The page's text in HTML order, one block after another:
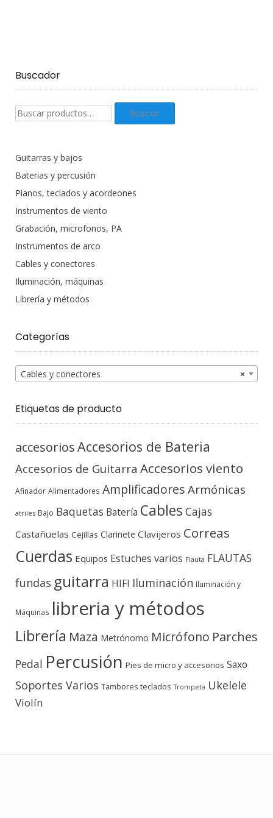
Buscador
Buscar
productos:
Buscar
Guitarras y bajos
Baterias y percusión
Pianos, teclados y acordeones
Instrumentos de viento
Grabación, microfonos, PA
Instrumentos de arco
Cables y conectores
Iluminación, máquinas
Librería y métodos
Categorías
×
Cables y conectores
Etiquetas de producto
accesoriosAccesorios de Bateria
Accesorios de Guitarra Accesorios viento
Afinador Alimentadores Amplificadores Armónicas
atriles Bajo Baquetas Batería Cables Cajas
Castañuelas Cejillas Clarinete Clavijeros Correas
Cuerdas Equipos Estuches varios Flauta FLAUTAS
fundas guitarra HIFI Iluminación Iluminación y
Máquinas libreria y métodos
Librería Maza Metrónomo Micrófono Parches
Pedal Percusión Pies de micro y accesorios Saxo
Soportes Varios Tambores teclados Trompeta Ukelele
Violín